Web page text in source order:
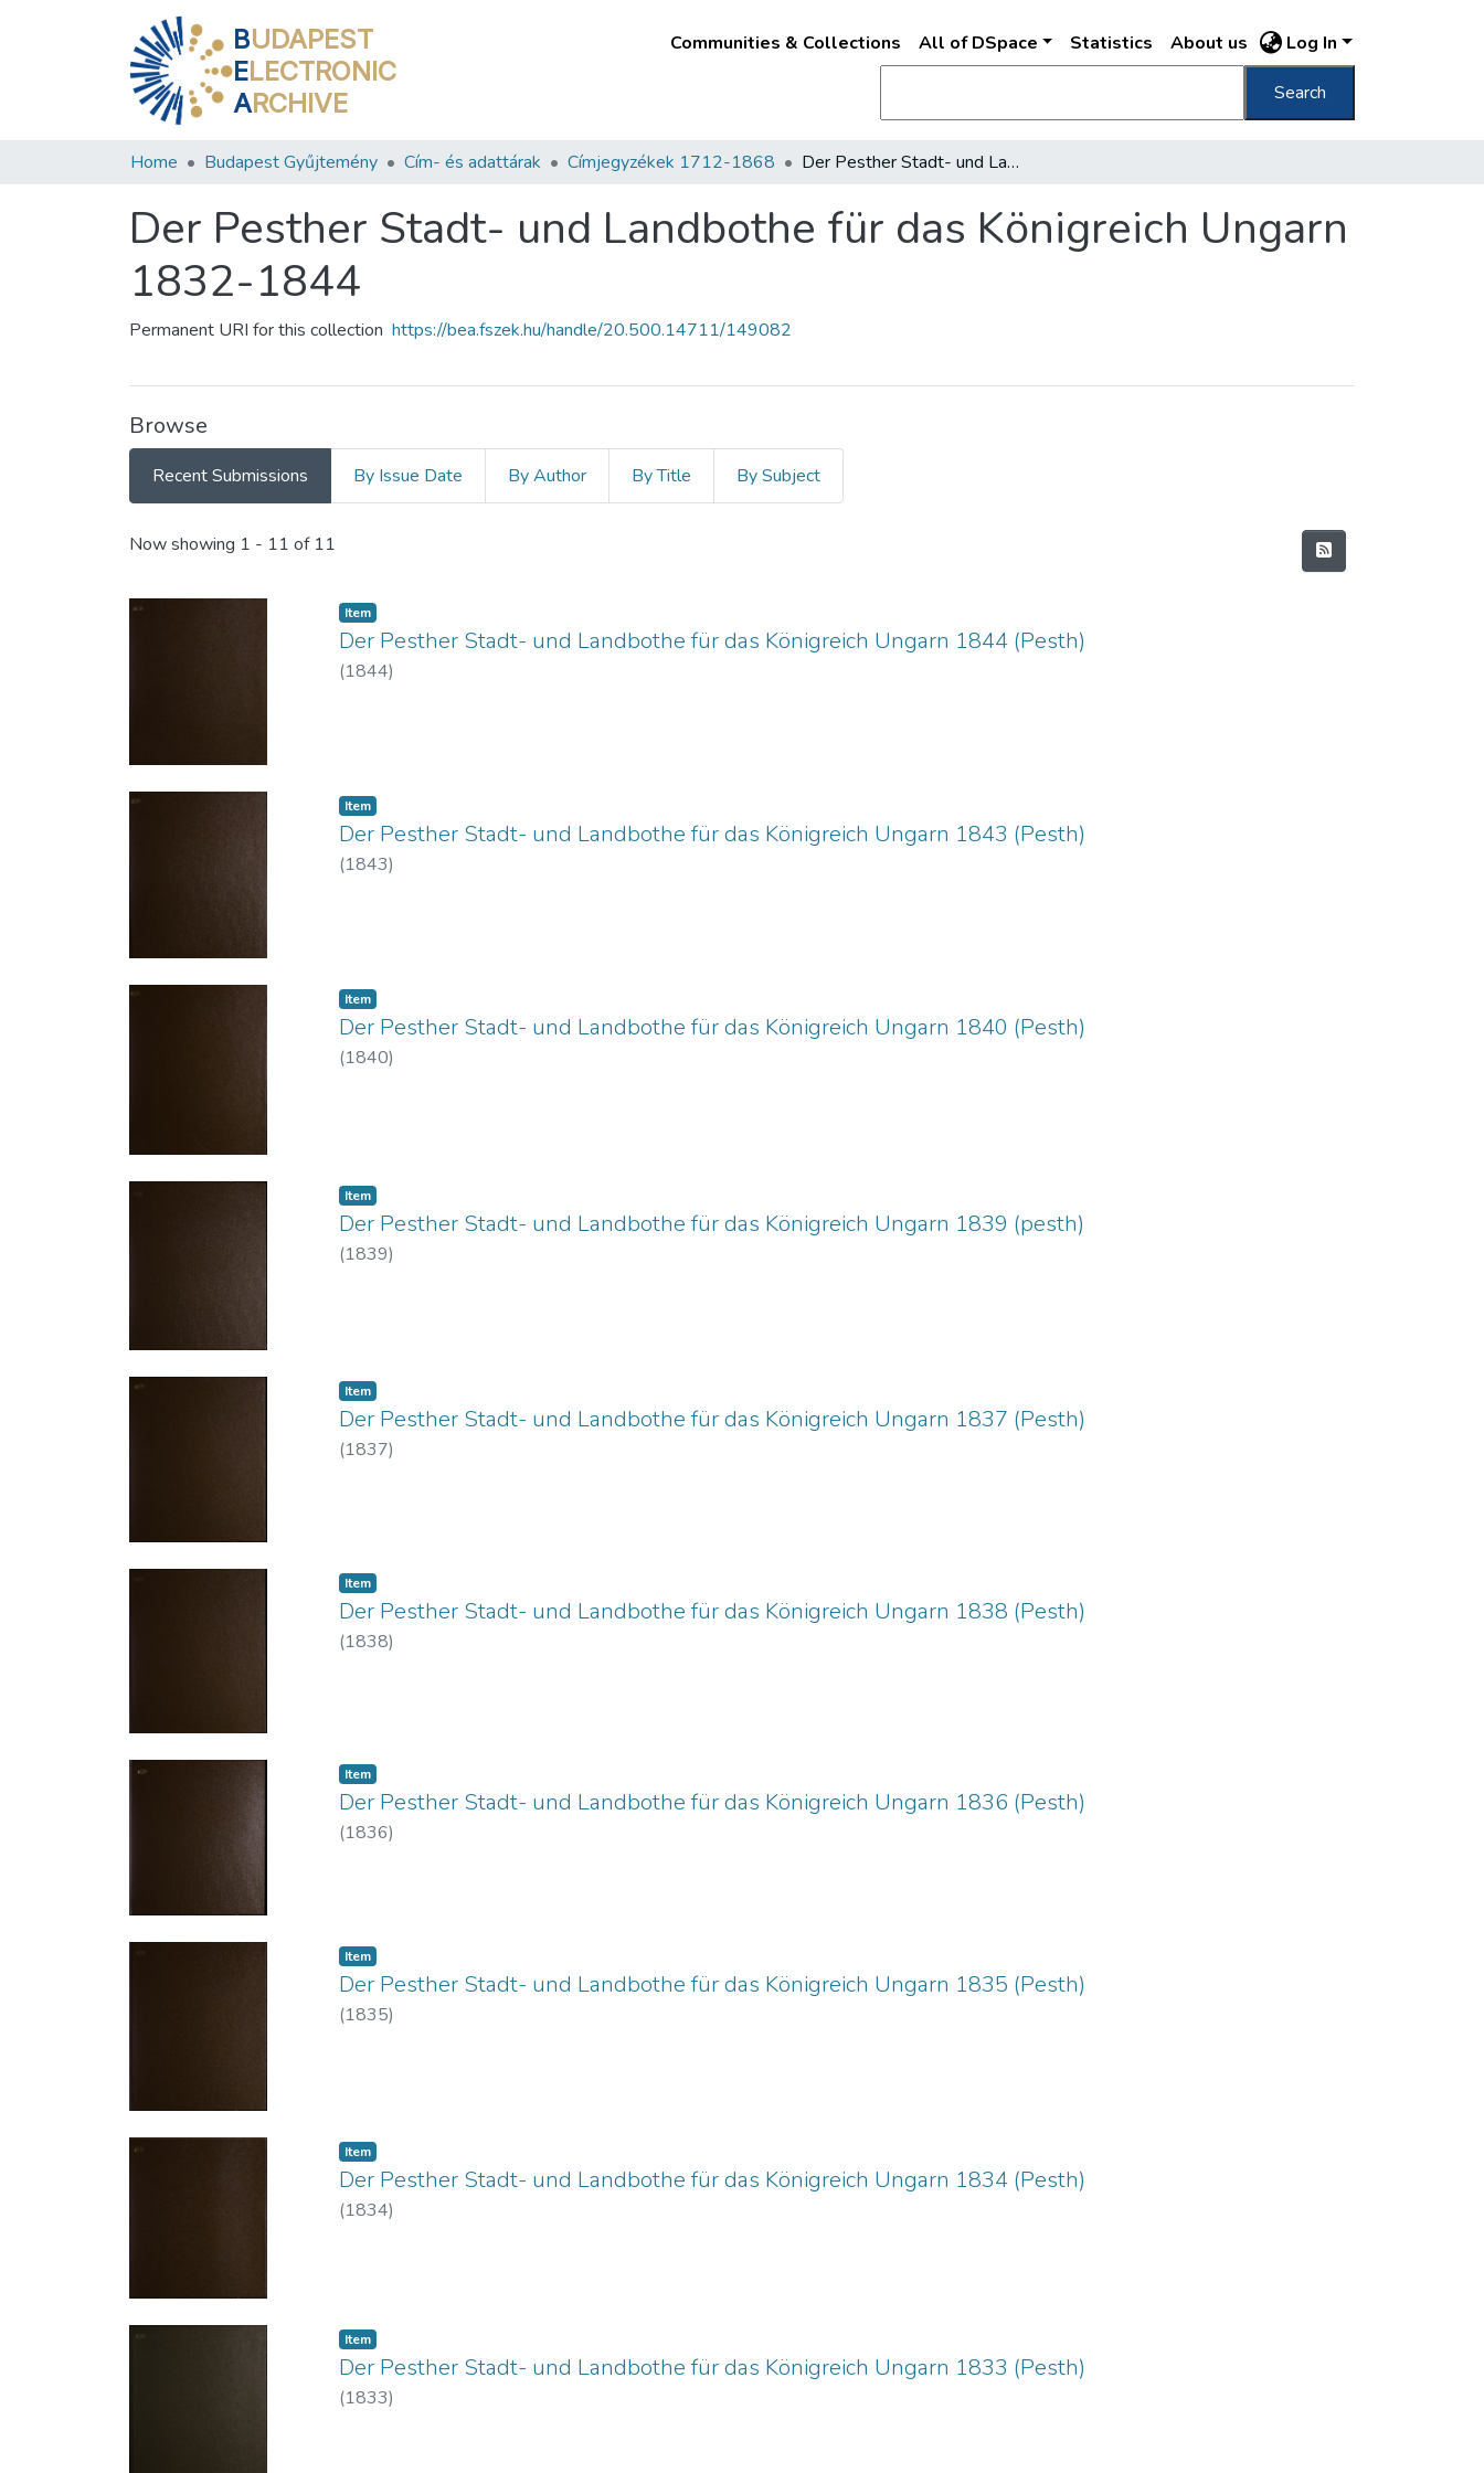
BUDAPEST
ELECTRONIC
ARCHIVE
Communities & Collections All of DSpace Statistics About us Log In
Search
Home Budapest Gyűjtemény Cím- és adattárak Címjegyzékek 1712-1868 Der Pesther Stadt- und Landbothe für das Königreich Ungarn 1832-1844
Der Pesther Stadt- und Landbothe für das Königreich Ungarn
1832-1844
Permanent URI for this collection https://bea.fszek.hu/handle/20.500.14711/149082
Browse
Recent Submissions By Issue Date By Author By Title By Subject
Recent Submissions
Now showing 1 - 11 of 11
Item
Der Pesther Stadt- und Landbothe für das Königreich Ungarn 1844 (Pesth)
(1844)
Item
Der Pesther Stadt- und Landbothe für das Königreich Ungarn 1843 (Pesth)
(1843)
Item
Der Pesther Stadt- und Landbothe für das Königreich Ungarn 1840 (Pesth)
(1840)
Item
Der Pesther Stadt- und Landbothe für das Königreich Ungarn 1839 (pesth)
(1839)
Item
Der Pesther Stadt- und Landbothe für das Königreich Ungarn 1837 (Pesth)
(1837)
Item
Der Pesther Stadt- und Landbothe für das Königreich Ungarn 1838 (Pesth)
(1838)
Item
Der Pesther Stadt- und Landbothe für das Königreich Ungarn 1836 (Pesth)
(1836)
Item
Der Pesther Stadt- und Landbothe für das Königreich Ungarn 1835 (Pesth)
(1835)
Item
Der Pesther Stadt- und Landbothe für das Königreich Ungarn 1834 (Pesth)
(1834)
Item
Der Pesther Stadt- und Landbothe für das Königreich Ungarn 1833 (Pesth)
(1833)